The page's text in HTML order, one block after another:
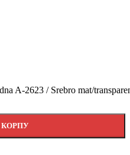
A-2623 / Srebro mat/
КОРПУ